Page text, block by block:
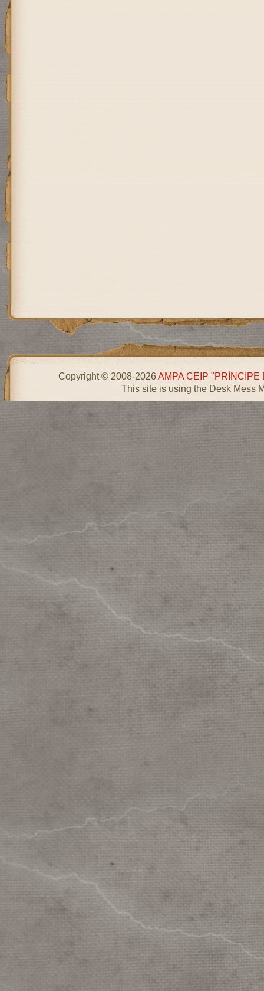
Copyright © 2008-2026AMPA CEIP "PRÍNCIPE
This site is using the Desk Mess